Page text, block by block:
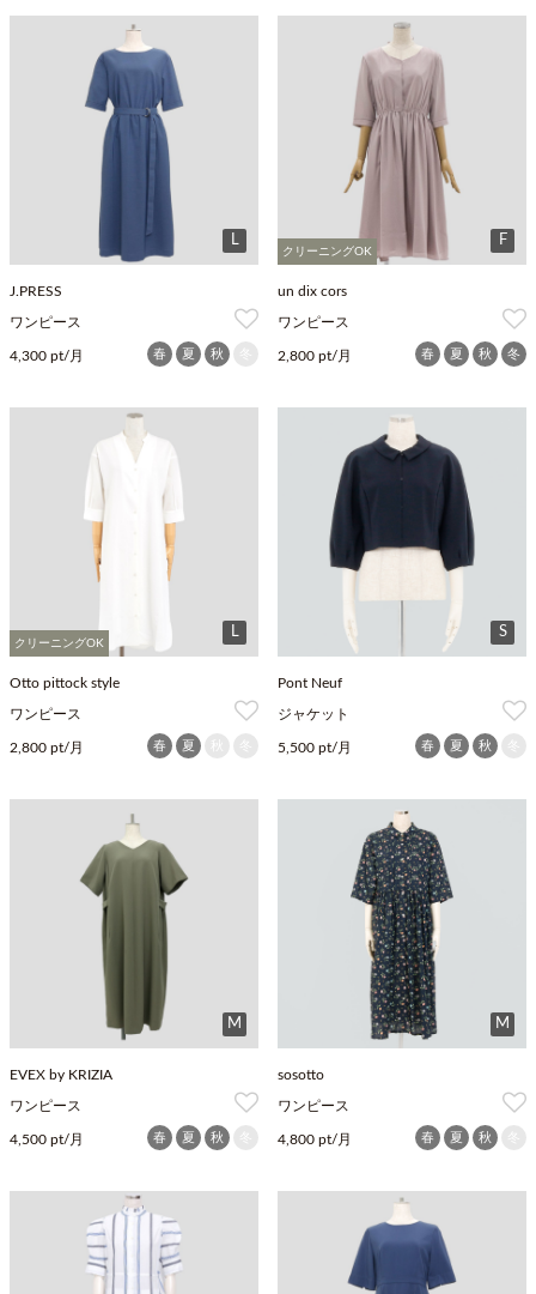
L
J.PRESS
ワンピース
4,300 pt/月 春 夏 秋
クリーニングOK
F
un dix cors
ワンピース
2,800 pt/月 春 夏 秋 冬
クリーニングOK
L
Otto pittock style
ワンピース
2,800 pt/月 春 夏
S
Pont Neuf
ジャケット
5,500 pt/月 春 夏 秋
M
EVEX by KRIZIA
ワンピース
4,500 pt/月 春 夏 秋
M
sosotto
ワンピース
4,800 pt/月 春 夏 秋